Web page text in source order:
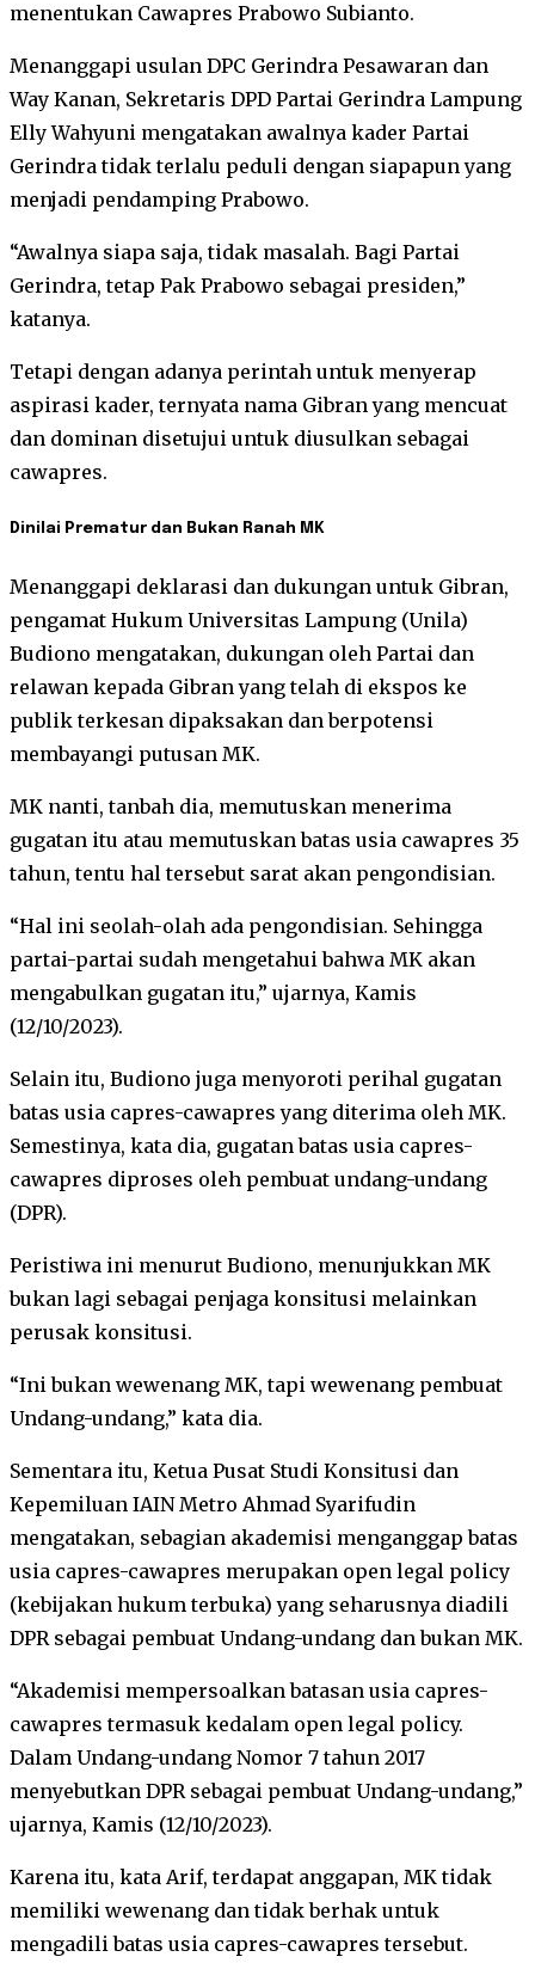
menentukan Cawapres Prabowo Subianto.
Menanggapi usulan DPC Gerindra Pesawaran dan
Way Kanan, Sekretaris DPD Partai Gerindra Lampung
Elly Wahyuni mengatakan awalnya kader Partai
Gerindra tidak terlalu peduli dengan siapapun yang
menjadi pendamping Prabowo.
“Awalnya siapa saja, tidak masalah. Bagi Partai
Gerindra, tetap Pak Prabowo sebagai presiden,”
katanya.
Tetapi dengan adanya perintah untuk menyerap
aspirasi kader, ternyata nama Gibran yang mencuat
dan dominan disetujui untuk diusulkan sebagai
cawapres.
Dinilai Prematur dan Bukan Ranah MK
Menanggapi deklarasi dan dukungan untuk Gibran,
pengamat Hukum Universitas Lampung (Unila)
Budiono mengatakan, dukungan oleh Partai dan
relawan kepada Gibran yang telah di ekspos ke
publik terkesan dipaksakan dan berpotensi
membayangi putusan MK.
MK nanti, tanbah dia, memutuskan menerima
gugatan itu atau memutuskan batas usia cawapres 35
tahun, tentu hal tersebut sarat akan pengondisian.
“Hal ini seolah-olah ada pengondisian. Sehingga
partai-partai sudah mengetahui bahwa MK akan
mengabulkan gugatan itu,” ujarnya, Kamis
(12/10/2023).
Selain itu, Budiono juga menyoroti perihal gugatan
batas usia capres-cawapres yang diterima oleh MK.
Semestinya, kata dia, gugatan batas usia capres-
cawapres diproses oleh pembuat undang-undang
(DPR).
Peristiwa ini menurut Budiono, menunjukkan MK
bukan lagi sebagai penjaga konsitusi melainkan
perusak konsitusi.
“Ini bukan wewenang MK, tapi wewenang pembuat
Undang-undang,” kata dia.
Sementara itu, Ketua Pusat Studi Konsitusi dan
Kepemiluan IAIN Metro Ahmad Syarifudin
mengatakan, sebagian akademisi menganggap batas
usia capres-cawapres merupakan open legal policy
(kebijakan hukum terbuka) yang seharusnya diadili
DPR sebagai pembuat Undang-undang dan bukan MK.
“Akademisi mempersoalkan batasan usia capres-
cawapres termasuk kedalam open legal policy.
Dalam Undang-undang Nomor 7 tahun 2017
menyebutkan DPR sebagai pembuat Undang-undang,”
ujarnya, Kamis (12/10/2023).
Karena itu, kata Arif, terdapat anggapan, MK tidak
memiliki wewenang dan tidak berhak untuk
mengadili batas usia capres-cawapres tersebut.